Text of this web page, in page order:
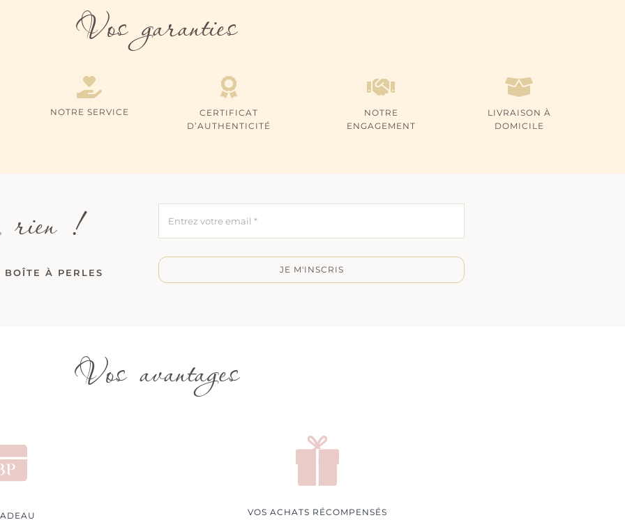
Vos garanties
NOTRE SERVICE
CERTIFICAT
D’AUTHENTICITÉ
NOTRE
ENGAGEMENT
LIVRAISON À
DOMICILE
rien !
BOÎTE À PERLES JE M'INSCRIS
Vos avantages
VOS ACHATS RÉCOMPENSÉS